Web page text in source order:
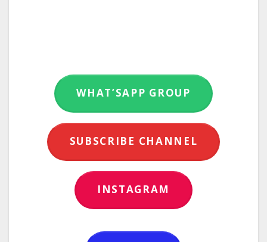
WHAT’SAPP GROUP
SUBSCRIBE CHANNEL
INSTAGRAM